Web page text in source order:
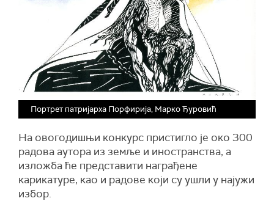
Портрет патријарха Порфирија, Марко Ђуровић
На овогодишњи конкурс пристигло је око 300
радова аутора из земље и иностранства, а
изложба ће представити награђене
карикатуре, као и радове који су ушли у најужи
избор.